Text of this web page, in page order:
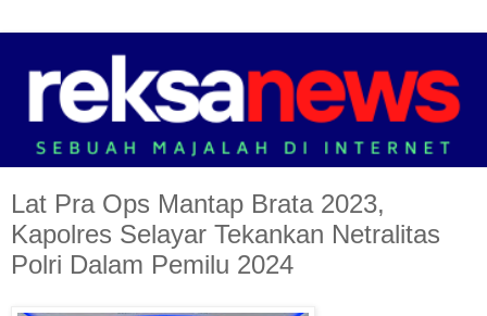
Lat Pra Ops Mantap Brata 2023,
Kapolres Selayar Tekankan Netralitas
Polri Dalam Pemilu 2024